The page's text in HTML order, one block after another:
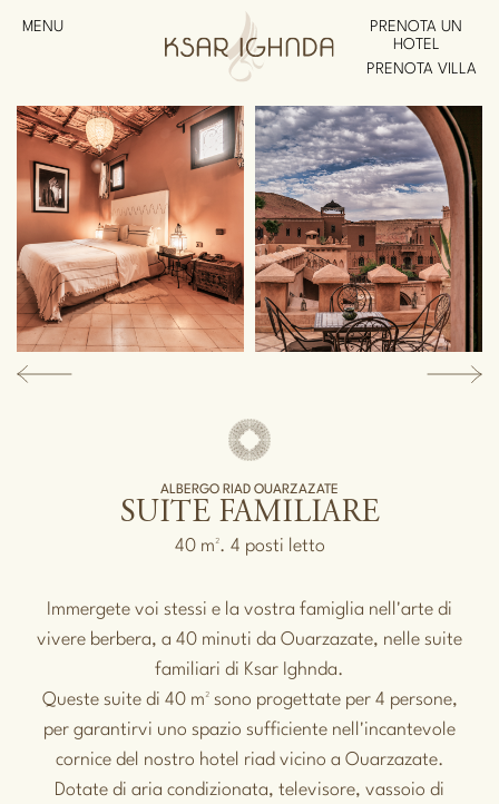
MENU
PRENOTA UN
HOTEL
PRENOTA VILLA
ALBERGO RIAD OUARZAZATE
SUITE FAMILIARE
40 m². 4 posti letto
Immergete voi stessi e la vostra famiglia nell'arte di
vivere berbera, a 40 minuti da Ouarzazate, nelle suite
familiari di Ksar Ighnda.
Queste suite di 40 m² sono progettate per 4 persone,
per garantirvi uno spazio sufficiente nell'incantevole
cornice del nostro hotel riad vicino a Ouarzazate.
Dotate di aria condizionata, televisore, vassoio di